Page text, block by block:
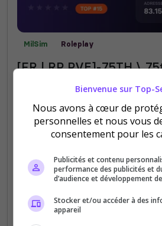
MilSim Roleplay
[FR | RP PVE]-75TH \
METTANT EN SCENE LES
Bataillon des RANGERS dans le
régiment de la 75th RANGERS !
Way !!
votes
(0)
Bienvenue sur Top-
Nous avons à cœur de
personnelles et nous vous
consentement pour les
Publicités et contenu
performance des publicités et
d’audience et développement
Stocker et/ou accéder à des
appareil